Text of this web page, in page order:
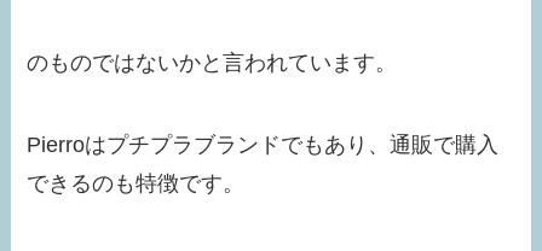
のものではないかと言われています。
Pierroはプチプラブランドでもあり、通販で購入
できるのも特徴です。